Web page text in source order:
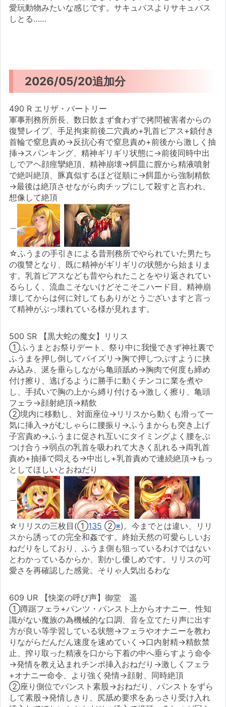
愛玩動物みたいな感じです。サキュバスよりサキュバス
しとる……
2026/05/20追加分
490 R エリザ・バートリー
軍事刑務所所長、数日飲まず食わずで拷問被害者からの
復讐レイプ、手足拘束前後二穴責め+乳首ピアス+鎖付き
首輪で窒息責め→反抗心有で窒息責め+前後から激しく抽
挿→スパンキング、精神ギリギリ状態に→前後同時中出
しでアヘ顔痙攣絶頂、精神崩壊→餌皿に膣から精液噴射
で絶叫絶頂、豚真似するほど従順に→餌皿から強制精飲
→最後は絶頂させながら肉チップにして殺すと言われ、
想像して絶頂
☆ふうまの手引きによる昔刑務所でやられていた男たち
の復讐となり、既に精神がギリギリの状態から始まりま
す。乳首ピアスなども昔やられたことをやり返されてい
るらしく、流血こそないけどそこそこハード目。精神崩
壊してからは何に対してもありがとうございますと言っ
て精神がぶっ壊れている様が見れます。
500 SR 【黒大蛇の魔女】リリス
①ふうまとお祭りデート、祭り中に我慢できず神社裏で
ふうまを押し倒してパイズリ→胸で押しつぶすように挟
み込み、涎を垂らしながら亀頭舐め→胸肉で何度も締め
付け擦り、逃げるように勝手に動くチンコに業を煮や
し、手拭いで胸の上から縛り付ける→激しく擦り、亀頭
フェラ→顔射絶頂→精飲
②境内に移動し、対面座位→リリスから動くも滑って一
気に挿入→がむしゃらに腰振り→ふうまからも突き上げ
子宮責め→ふうまに促され互いにタイミングよく腰をぶ
つけ合う→弱点の乳首を吸われて大きく乱れる→両乳首
責め+抽挿で悶える→中出し+乳首責めで連続絶頂→もっ
としてほしいとおねだり
＿
☆リリスの三枚目(①135 ②※)。今までとは違い、リリ
スから誘っての完全和姦です。終始天然の可愛らしいお
ねだりをしており、ふうま側も狙っているわけではない
とわかっているからか、割かし優しめです。リリスの可
愛さを再確認した感覚。そりゃ人気出るわな
609 UR 【快楽の呼び声】御堂 遥
①蹲踞フェラ+パンツ・パンスト上からオナニー、性知
識がない魔族の為機械的な口調、音を立てたり声に出す
方が良い等学習している状態→フェラやオナニーを教わ
りながらだんだん速度を速めていく→口内射精→精飲禁
止、搾り取った精液を口から下着の中へ垂らすよう命令
→発情を教え込まれチンポ挿入おねだり→激しくフェラ
+オナニー命令、より強く発情→顔射、同時絶頂
②座り側位でパンスト素股→おねだり、パンストをずら
して素股→発情しきり、尻舐め要求をあっさり受け入れ